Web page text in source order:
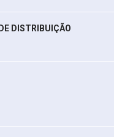
DISTRIBUIÇÃO